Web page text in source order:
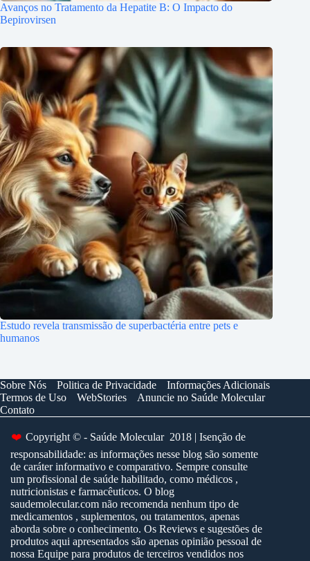
Avanços no Tratamento da Hepatite B: O Impacto do
Bepirovirsen
Estudo revela transmissão de superbactéria entre pets e
humanos
Sobre Nós Politica de Privacidade
Informações Adicionais
Termos de Uso
WebStories
Anuncie no Saúde Molecular
Contato
❤️ Copyright © - Saúde Molecular 2018 | Isenção de
responsabilidade: as informações nesse blog são somente
de caráter informativo e comparativo. Sempre consulte
um profissional de saúde habilitado, como médicos ,
nutricionistas e farmacêuticos. O blog
saudemolecular.com não recomenda nenhum tipo de
medicamentos , suplementos, ou tratamentos, apenas
aborda sobre o conhecimento. Os Reviews e sugestões de
produtos aqui apresentados são apenas opinião pessoal de
nossa Equipe para produtos de terceiros vendidos nos